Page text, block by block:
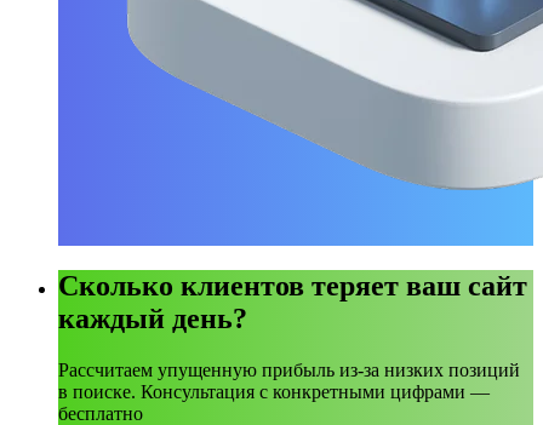
Сколько клиентов теряет ваш сайт
каждый день?
Рассчитаем упущенную прибыль из-за низких позиций
в поиске. Консультация с конкретными цифрами —
бесплатно